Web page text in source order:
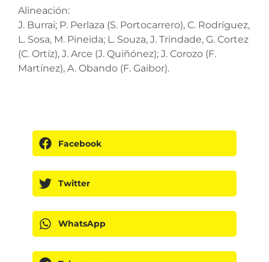
Alineación:
J. Burrai; P. Perlaza (S. Portocarrero), C. Rodríguez,
L. Sosa, M. Pineida; L. Souza, J. Trindade, G. Cortez
(C. Ortíz), J. Arce (J. Quiñónez); J. Corozo (F.
Martínez), A. Obando (F. Gaibor).
Facebook
Twitter
WhatsApp